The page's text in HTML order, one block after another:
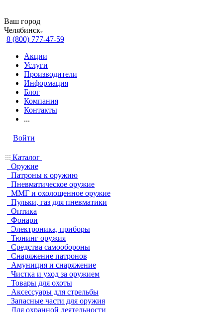
Ваш город
Челябинск
8 (800) 777-47-59
Акции
Услуги
Производители
Информация
Блог
Компания
Контакты
...
Войти
Каталог
Оружие
Патроны к оружию
Пневматическое оружие
ММГ и охолощенное оружие
Пульки, газ для пневматики
Оптика
Фонари
Электроника, приборы
Тюнинг оружия
Средства самообороны
Снаряжение патронов
Амуниция и снаряжение
Чистка и уход за оружием
Товары для охоты
Аксессуары для стрельбы
Запасные части для оружия
Для охранной деятельности